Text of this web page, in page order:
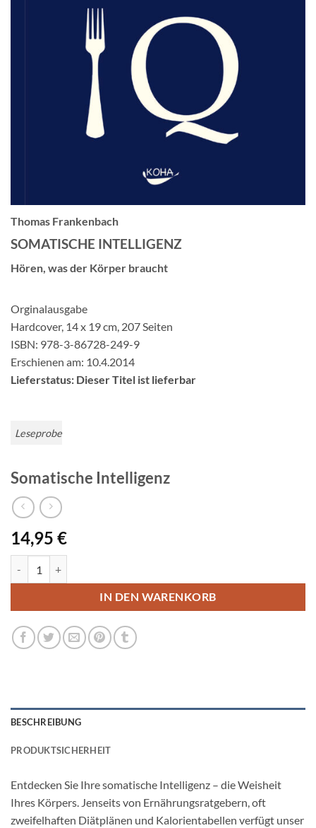
Thomas Frankenbach
SOMATISCHE INTELLIGENZ
Hören, was der Körper braucht
Orginalausgabe
Hardcover, 14 x 19 cm, 207 Seiten
ISBN: 978-3-86728-249-9
Erschienen am: 10.4.2014
Lieferstatus: Dieser Titel ist lieferbar
Leseprobe
Somatische Intelligenz
14,95 €
IN DEN WARENKORB
BESCHREIBUNG
PRODUKTSICHERHEIT
Entdecken Sie Ihre somatische Intelligenz – die Weisheit
Ihres Körpers. Jenseits von Ernährungsratgebern, oft
zweifelhaften Diätplänen und Kalorientabellen verfügt unser